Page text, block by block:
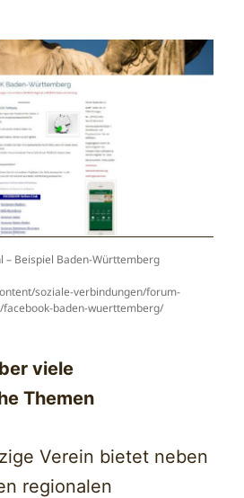
– Beispiel Baden-Württemberg
soziale-verbindungen/forum-
baden-wuerttemberg/
viele
Themen
Verein bietet neben
regionalen